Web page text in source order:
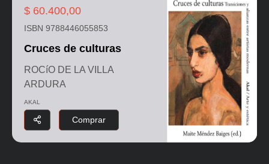
$ 60.400,00
ISBN 9788446055853
Cruces de culturas
ROCíO DE LA VILLA
ARDURA
AKAL
Comprar